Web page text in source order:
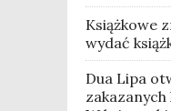
Książkowe
wydać
Dua Lipa
zakazanych